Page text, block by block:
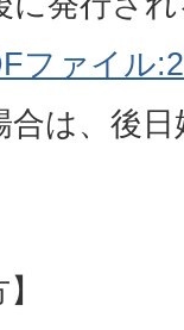
ファイル
は、後